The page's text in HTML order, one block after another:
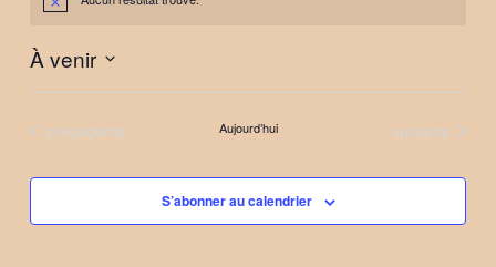
Notice
À venir
Sélectionnez
date.Évènements
précédents Aujourd’hui Évènements
suivants
S’abonner au calendrier